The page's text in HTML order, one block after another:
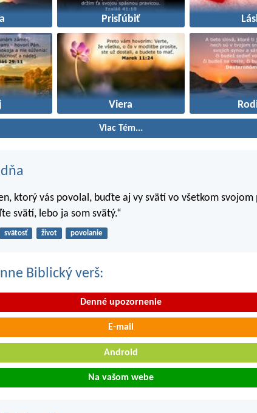
Prisľúbiť
Viera
Viac Tém...
ktorý vás povolal, buďte aj vy svätí vo všetkom
svätí, lebo ja som svätý.“
svätosť život povolanie
Biblický verš:
Denné upozornenie
E-mail
Android
Na vašom webe